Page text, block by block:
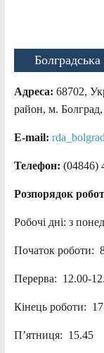
Адреса: 68702,
район, м.
E-mail:
Телефон: (04846)
Розпорядок
Робочі дні: з
Початок роботи:
Перерва: 12.00-
Кінець роботи:
П’ятниця: 15.45